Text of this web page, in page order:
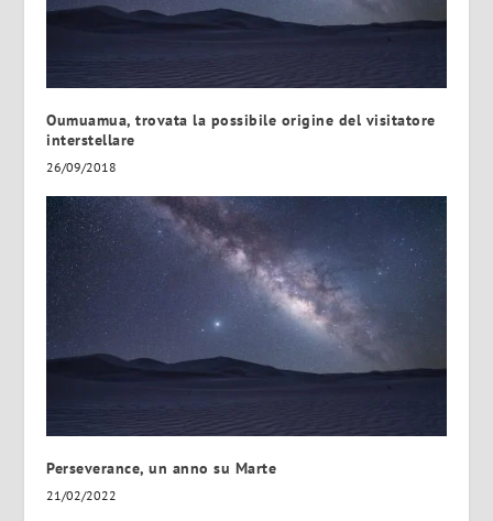
Oumuamua, trovata la possibile origine del visitatore
interstellare
26/09/2018
Perseverance, un anno su Marte
21/02/2022